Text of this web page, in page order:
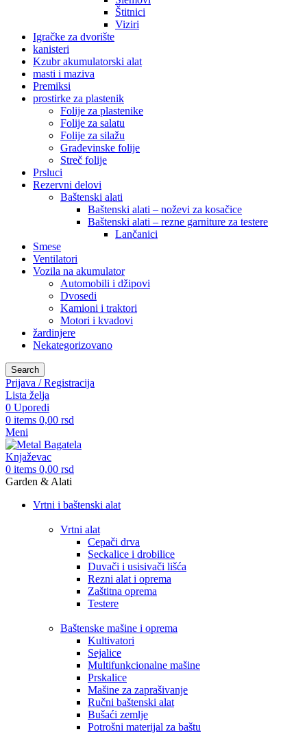
Štitnici
Viziri
Igračke za dvorište
kanisteri
Kzubr akumulatorski alat
masti i maziva
Premiksi
prostirke za plastenik
Folije za plastenike
Folije za salatu
Folije za silažu
Građevinske folije
Streč folije
Prsluci
Rezervni delovi
Baštenski alati
Baštenski alati – noževi za kosačice
Baštenski alati – rezne garniture za testere
Lančanici
Smese
Ventilatori
Vozila na akumulator
Automobili i džipovi
Dvosedi
Kamioni i traktori
Motori i kvadovi
žardinjere
Nekategorizovano
Search
Prijava / Registracija
Lista želja
0 Uporedi
0 items 0,00 rsd
Meni
0 items 0,00 rsd
Garden & Alati
Vrtni i baštenski alat
Vrtni alat
Cepači drva
Seckalice i drobilice
Duvači i usisivači lišća
Rezni alat i oprema
Zaštitna oprema
Testere
Baštenske mašine i oprema
Kultivatori
Sejalice
Multifunkcionalne mašine
Prskalice
Mašine za zaprašivanje
Ručni baštenski alat
Bušaći zemlje
Potrošni materijal za baštu